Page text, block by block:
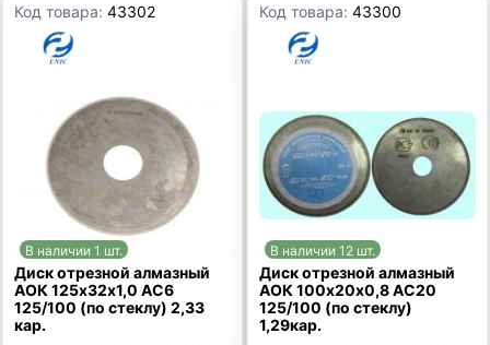
Код товара:43302
В наличии 1 шт.
Диск отрезной алмазный
АОК 125х32х1,0 АС6
125/100 (по стеклу) 2,33
кар.
Код товара:43300
В наличии 12 шт.
Диск отрезной алмазный
АОК 100х20х0,8 АС20
125/100 (по стеклу)
1,29кар.